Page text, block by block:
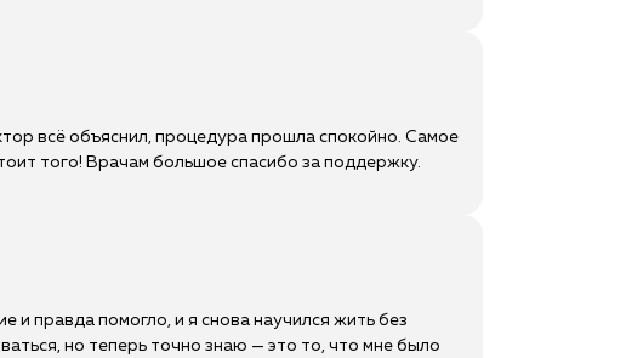
всё объяснил, процедура прошла спокойно. Самое
того! Врачам большое спасибо за поддержку.
и правда помогло, и я снова научился жить без
но теперь точно знаю — это то, что мне было